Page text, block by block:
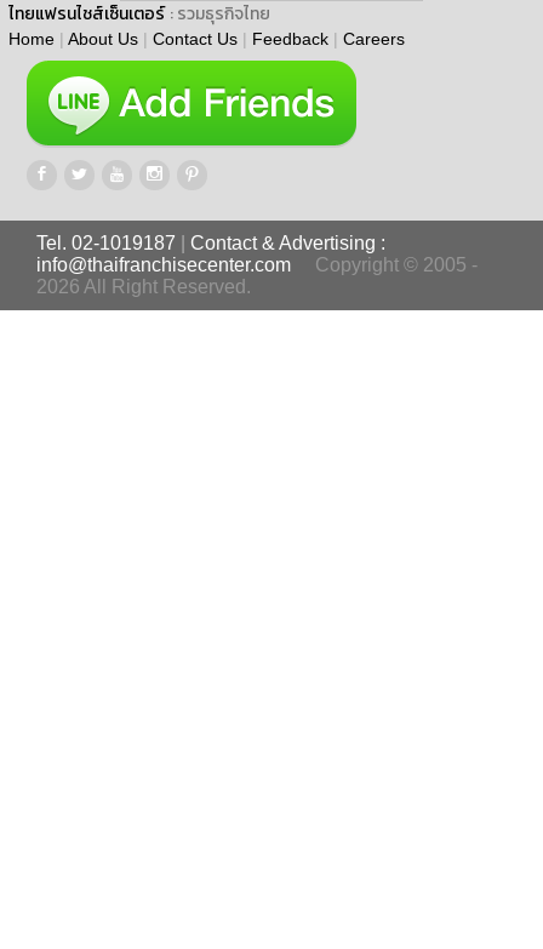
ไทยแฟรนไชส์เซ็นเตอร์ : รวมธุรกิจไทย
Home | About Us | Contact Us | Feedback | Careers
Tel. 02-1019187
Contact & Advertising :
info@thaifranchisecenter.com
Copyright © 2005 -
2026 All Right Reserved.